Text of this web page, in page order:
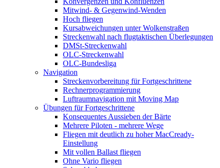
Mitwind- & Gegenwind-Wenden
Hoch fliegen
Kursabweichungen unter Wolkenstraßen
Streckenwahl nach flugtaktischen Überlegungen
DMSt-Streckenwahl
OLC-Streckenwahl
OLC-Bundesliga
Navigation
Streckenvorbereitung für Fortgeschrittene
Rechnerprogrammierung
Luftraumnavigation mit Moving Map
Übungen für Fortgeschrittene
Konsequentes Aussieben der Bärte
Mehrere Piloten - mehrere Wege
Fliegen mit deutlich zu hoher MacCready-
Einstellung
Mit vollen Ballast fliegen
Ohne Vario fliegen